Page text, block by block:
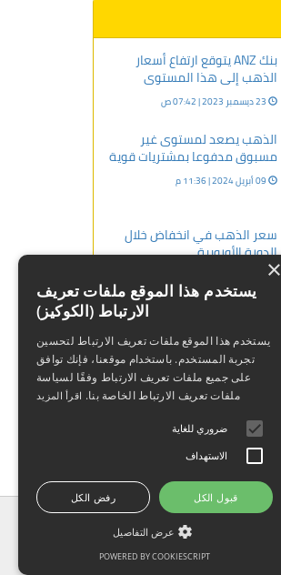
بنك ANZ يتوقع ارتفاع أسعار
الذهب إلى هذا المستوى
23 ديسمبر 2023 | 07:42 ص
الذهب يصعد لمستوى غير
مسبوق مدفوعا بمشتريات قوية
09 أبريل 2024 | 11:36 م
سعر الذهب في انخفاض خلال
الدورة الأوروبية
05 ديسمبر 2023 | 09:57 م
الذهب دون مسار واضح وترقب
لتصريحات الفيدرالي الأمريكي
تحديات جديدة لسوق الذهب:
لاعب جديد يهدد بتغيير ديناميات
الأسعار
×
يستخدم هذا الموقع ملفات تعريف
الارتباط (الكوكيز)
يستخدم هذا الموقع ملفات تعريف الارتباط لتحسين
تجربة المستخدم. باستخدام موقعنا، فإنك توافق
على جميع ملفات تعريف الارتباط وفقًا لسياسة
ملفات تعريف الارتباط الخاصة بنا. اقرأ المزيد
ضروري للغاية
الاستهداف
قبول الكل رفض الكل
عرض التفاصيل
POWERED BY COOKIESCRIPT